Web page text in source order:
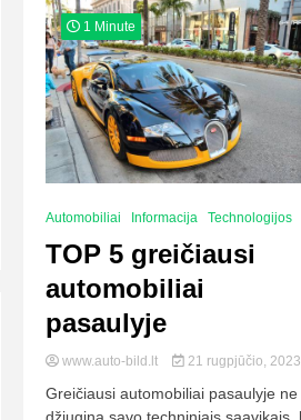
1 Minute
Automobiliai Informacija Technologijos
TOP 5 greičiausi
automobiliai
pasaulyje
www.auto-bild.lt 21 rugpjūčio, 2023
Greičiausi automobiliai pasaulyje ne
džiugina savo techniniais saavikais,